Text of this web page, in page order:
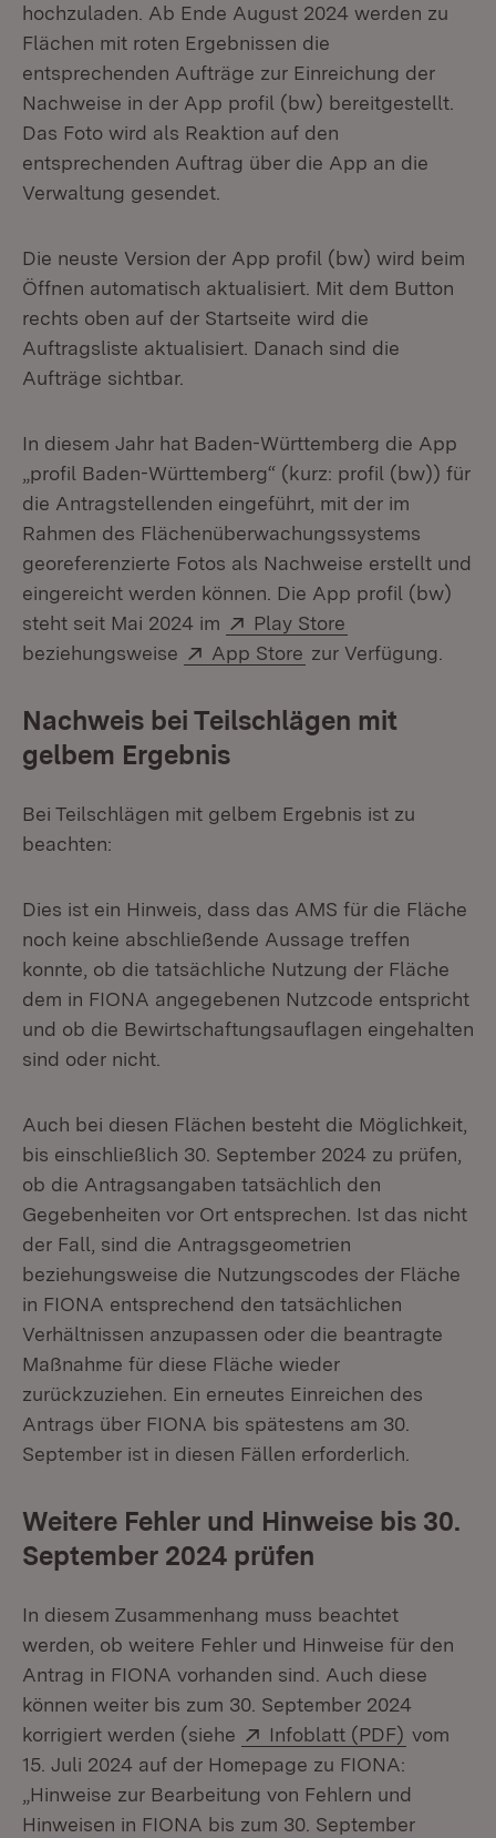
hochzuladen. Ab Ende August 2024 werden zu
Flächen mit roten Ergebnissen die
entsprechenden Aufträge zur Einreichung der
Nachweise in der App profil (bw) bereitgestellt.
Das Foto wird als Reaktion auf den
entsprechenden Auftrag über die App an die
Verwaltung gesendet.
Die neuste Version der App profil (bw) wird beim
Öffnen automatisch aktualisiert. Mit dem Button
rechts oben auf der Startseite wird die
Auftragsliste aktualisiert. Danach sind die
Aufträge sichtbar.
In diesem Jahr hat Baden-Württemberg die App
„profil Baden-Württemberg“ (kurz: profil (bw)) für
die Antragstellenden eingeführt, mit der im
Rahmen des Flächenüberwachungssystems
georeferenzierte Fotos als Nachweise erstellt und
eingereicht werden können. Die App profil (bw)
steht seit Mai 2024 im
Extern:
Play Store
beziehungsweise
Extern:
App Store (Öffnet in neuem
zur Verfügung.
Nachweis bei Teilschlägen mit
gelbem Ergebnis
Bei Teilschlägen mit gelbem Ergebnis ist zu
beachten:
Dies ist ein Hinweis, dass das AMS für die Fläche
noch keine abschließende Aussage treffen
konnte, ob die tatsächliche Nutzung der Fläche
dem in FIONA angegebenen Nutzcode entspricht
und ob die Bewirtschaftungsauflagen eingehalten
sind oder nicht.
Auch bei diesen Flächen besteht die Möglichkeit,
bis einschließlich 30. September 2024 zu prüfen,
ob die Antragsangaben tatsächlich den
Gegebenheiten vor Ort entsprechen. Ist das nicht
der Fall, sind die Antragsgeometrien
beziehungsweise die Nutzungscodes der Fläche
in FIONA entsprechend den tatsächlichen
Verhältnissen anzupassen oder die beantragte
Maßnahme für diese Fläche wieder
zurückzuziehen. Ein erneutes Einreichen des
Antrags über FIONA bis spätestens am 30.
September ist in diesen Fällen erforderlich.
Weitere Fehler und Hinweise bis 30.
September 2024 prüfen
In diesem Zusammenhang muss beachtet
werden, ob weitere Fehler und Hinweise für den
Antrag in FIONA vorhanden sind. Auch diese
können weiter bis zum 30. September 2024
korrigiert werden (siehe
Extern:
Infoblatt (PDF) (Öffnet
vom
15. Juli 2024 auf der Homepage zu FIONA:
„Hinweise zur Bearbeitung von Fehlern und
Hinweisen in FIONA bis zum 30. September